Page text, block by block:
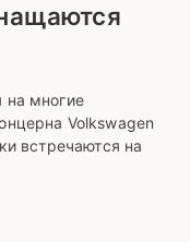
на многие
Volkswagen
встречаются на